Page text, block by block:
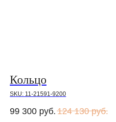
Кольцо
SKU: 11-21591-9200
99 300 руб. 124 130 руб.